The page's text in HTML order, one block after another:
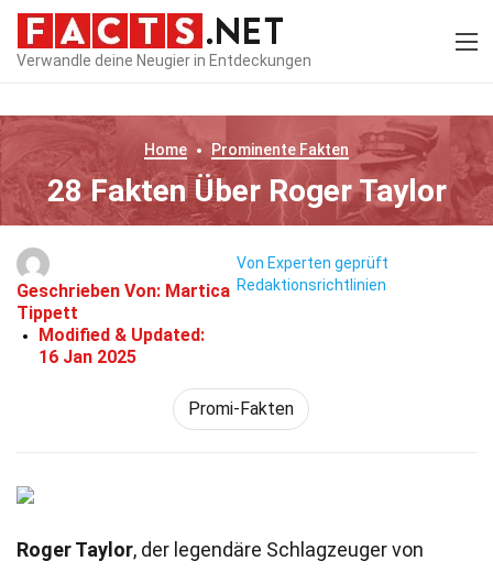
Verwandle deine Neugier in Entdeckungen
Home Prominente Fakten
28 Fakten Über Roger Taylor
Geschrieben Von: Martica
Tippett
Modified & Updated:
16 Jan 2025
Von Experten geprüft
Redaktionsrichtlinien
Promi-Fakten
Roger Taylor, der legendäre Schlagzeuger von